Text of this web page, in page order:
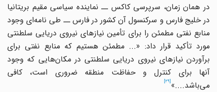
در همان زمان، سرپرسی کاکس ــ نماینده سیاسی مقیم بریتانیا
در خلیج فارس و سرکنسول آن کشور در فارس ــ طی نامهای وجود
منابع نفتی مطمئن را برای تأمین نیازهای نیروی دریایی سلطنتی
مورد تأکید قرار داد: «... مطمئن هستیم که منابع نفتی برای
برآوردن نیازهای نیروی دریایی سلطنتی در مکانهایی که وجود
آنها برای کنترل و حفاظت منطقه ضروری است، کافی
میباشد....»